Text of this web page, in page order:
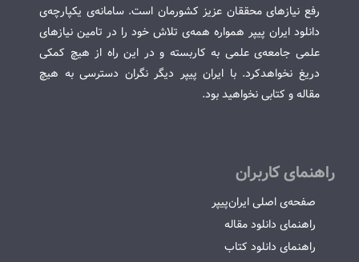
رفع نیازهای محققان عزیز کشورمان است. سامانه‌ی یکپارچه‌ی
دانلود ایران پیپر همواره همه‌ی تلاش خود را در تامین نیازهای
علمی جامعه‌ی علمی به کاربسته و در این راه از هیچ کمکی
دریغ نخواهدکرد. با ایران پیپر دیگر نگران دسترسی به هیچ
مقاله و کتابی نخواهید بود.
راهنمای کاربران
صفحه‌ی اصلی ایران‌پیپر
راهنمای دانلود مقاله
راهنمای دانلود کتاب